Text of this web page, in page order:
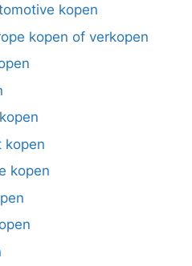
kopen
kopen of verkopen
kopen
kopen